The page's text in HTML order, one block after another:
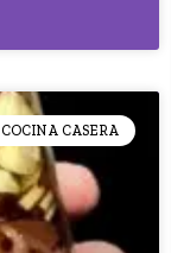
COCINA CASERA